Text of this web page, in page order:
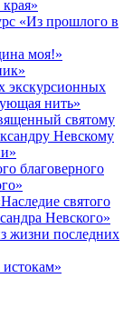
«Из прошлого в
моя!»
экскурсионных
нить»
святому
Невскому
благоверного
святого
Невского»
жизни последних